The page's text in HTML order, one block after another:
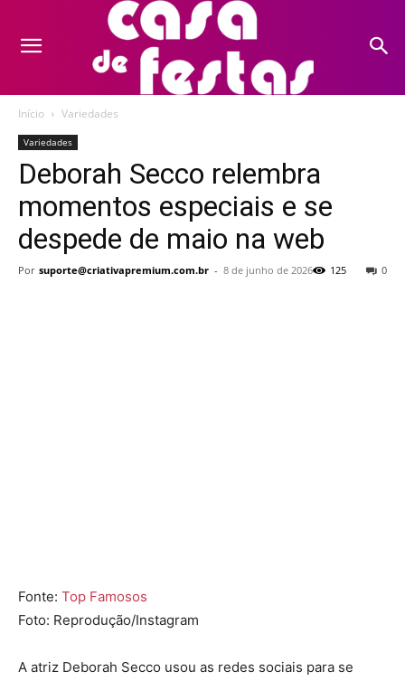
Início Variedades
Variedades
Deborah Secco relembra
momentos especiais e se
despede de maio na web
Por suporte@criativapremium.com.br - 8 de junho de 2026 0
125
Fonte: Top Famosos
Foto: Reprodução/Instagram
A atriz Deborah Secco usou as redes sociais para se